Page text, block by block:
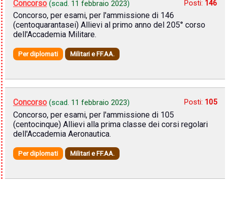
Concorso (scad. 11 febbraio 2023) Posti: 146
Concorso, per esami, per l'ammissione di 146
(centoquarantasei) Allievi al primo anno del 205° corso
dell'Accademia Militare.
Per diplomati Militari e FF.AA.
Concorso (scad. 11 febbraio 2023) Posti: 105
Concorso, per esami, per l'ammissione di 105
(centocinque) Allievi alla prima classe dei corsi regolari
dell'Accademia Aeronautica.
Per diplomati Militari e FF.AA.